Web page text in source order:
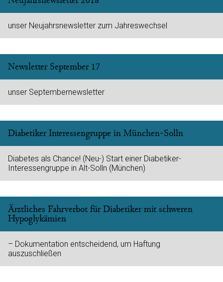
unser Neujahrsnewsletter zum Jahreswechsel
Newsletter September 17
unser Septembernewsletter
Diabetiker Interessengruppe in München-Solln
Diabetes als Chance! (Neu-) Start einer Diabetiker-
Interessengruppe in Alt-Solln (München)
Ärztliches Fahrverbot für Diabetiker mit schweren
Hypoglykämien
– Dokumentation entscheidend, um Haftung
auszuschließen